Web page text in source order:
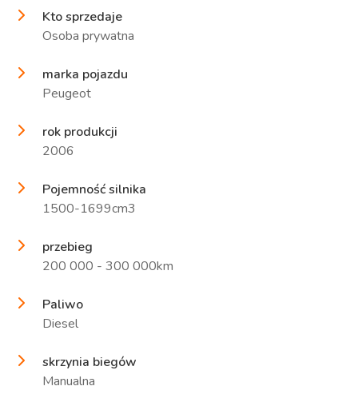
Kto sprzedaje
Osoba prywatna
marka pojazdu
Peugeot
rok produkcji
2006
Pojemność silnika
1500-1699cm3
przebieg
200 000 - 300 000km
Paliwo
Diesel
skrzynia biegów
Manualna